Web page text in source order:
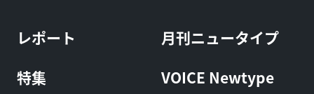
レポート
特集
月刊ニュータイプ
VOICE Newtype